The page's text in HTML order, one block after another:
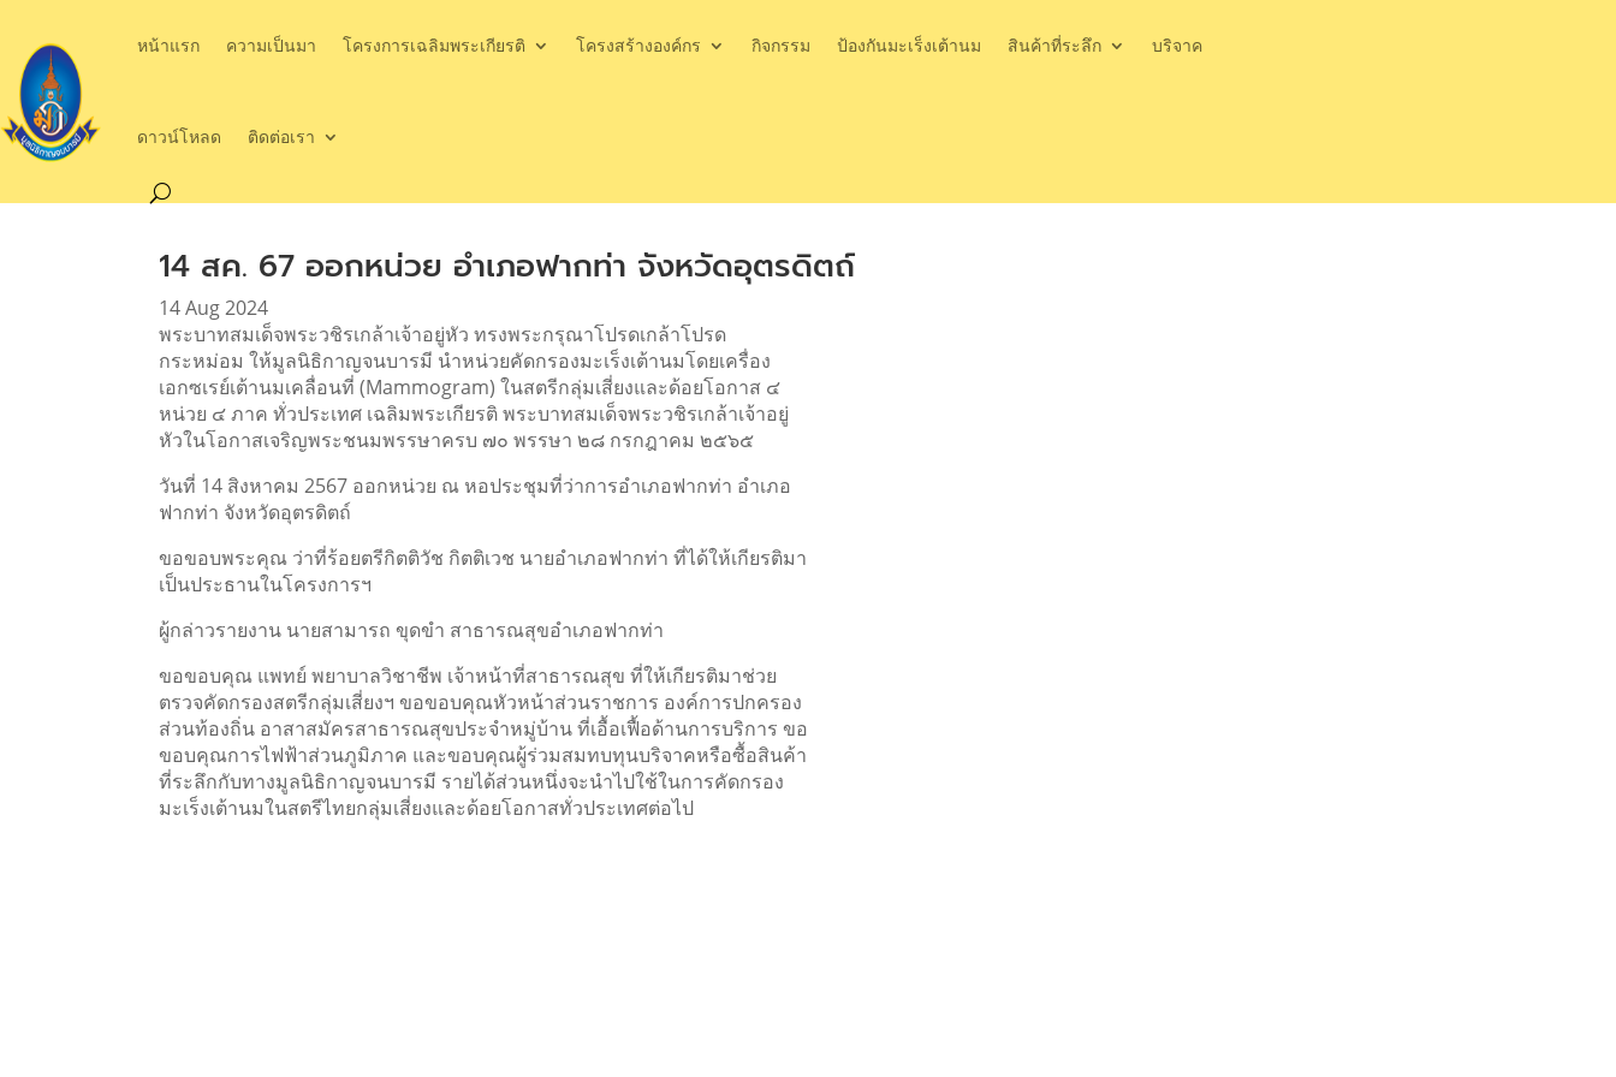
หน้าแรก ความเป็นมา โครงการเฉลิมพระเกียรติ โครงสร้างองค์กร กิจกรรม ป้องกันมะเร็งเต้านม สินค้าที่ระลึก บริจาค
ดาวน์โหลด ติดต่อเรา
14 สค. 67 ออกหน่วย อำเภอฟากท่า จังหวัดอุตรดิตถ์
14 Aug 2024
พระบาทสมเด็จพระวชิรเกล้าเจ้าอยู่หัว ทรงพระกรุณาโปรดเกล้าโปรด
กระหม่อม ให้มูลนิธิกาญจนบารมี นำหน่วยคัดกรองมะเร็งเต้านมโดยเครื่อง
เอกซเรย์เต้านมเคลื่อนที่ (Mammogram) ในสตรีกลุ่มเสี่ยงและด้อยโอกาส ๔
หน่วย ๔ ภาค ทั่วประเทศ เฉลิมพระเกียรติ พระบาทสมเด็จพระวชิรเกล้าเจ้าอยู่
หัวในโอกาสเจริญพระชนมพรรษาครบ ๗๐ พรรษา ๒๘ กรกฎาคม ๒๕๖๕
วันที่ 14 สิงหาคม 2567 ออกหน่วย ณ หอประชุมที่ว่าการอำเภอฟากท่า อำเภอ
ฟากท่า จังหวัดอุตรดิตถ์
ขอขอบพระคุณ ว่าที่ร้อยตรีกิตติวัช กิตติเวช นายอำเภอฟากท่า ที่ได้ให้เกียรติมา
เป็นประธานในโครงการฯ
ผู้กล่าวรายงาน นายสามารถ ขุดขำ สาธารณสุขอำเภอฟากท่า
ขอขอบคุณ แพทย์ พยาบาลวิชาชีพ เจ้าหน้าที่สาธารณสุข ที่ให้เกียรติมาช่วย
ตรวจคัดกรองสตรีกลุ่มเสี่ยงฯ ขอขอบคุณหัวหน้าส่วนราชการ องค์การปกครอง
ส่วนท้องถิ่น อาสาสมัครสาธารณสุขประจำหมู่บ้าน ที่เอื้อเฟื้อด้านการบริการ ขอ
ขอบคุณการไฟฟ้าส่วนภูมิภาค และขอบคุณผู้ร่วมสมทบทุนบริจาคหรือซื้อสินค้า
ที่ระลึกกับทางมูลนิธิกาญจนบารมี รายได้ส่วนหนึ่งจะนำไปใช้ในการคัดกรอง
มะเร็งเต้านมในสตรีไทยกลุ่มเสี่ยงและด้อยโอกาสทั่วประเทศต่อไป